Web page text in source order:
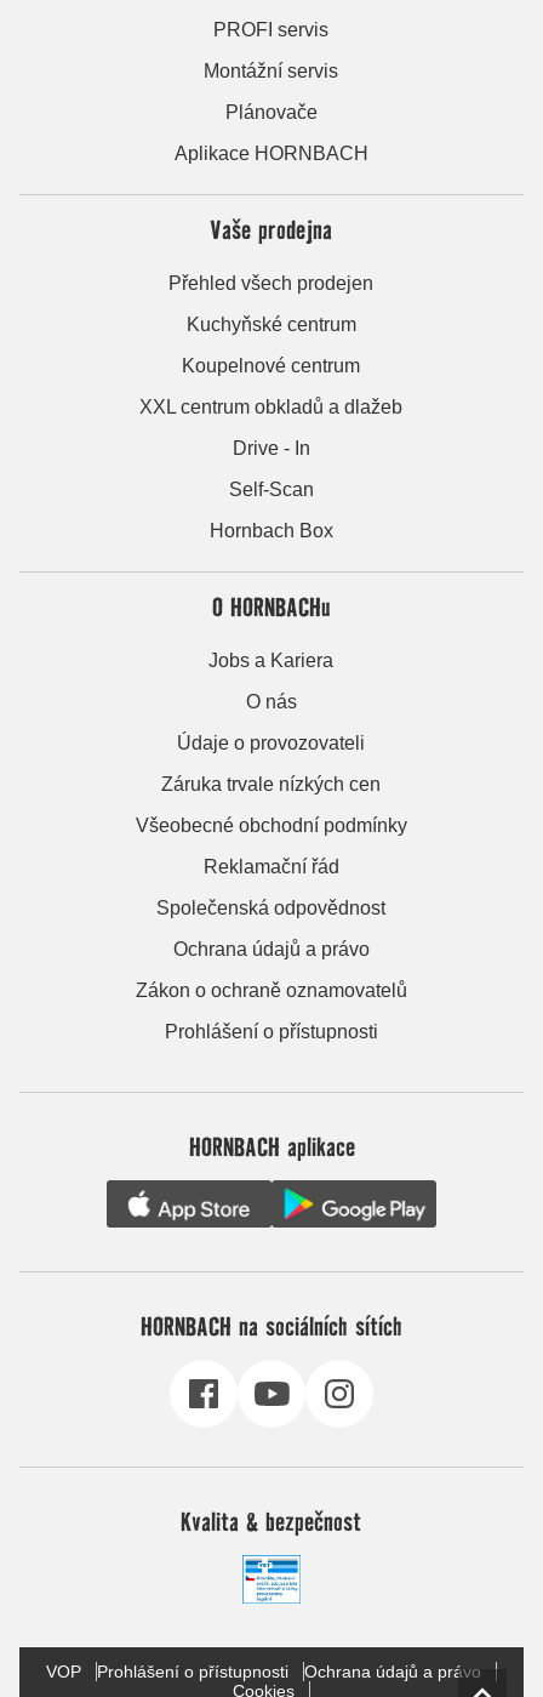
PROFI servis
Montážní servis
Plánovače
Aplikace HORNBACH
Vaše prodejna
Přehled všech prodejen
Kuchyňské centrum
Koupelnové centrum
XXL centrum obkladů a dlažeb
Drive - In
Self-Scan
Hornbach Box
O HORNBACHu
Jobs a Kariera
O nás
Údaje o provozovateli
Záruka trvale nízkých cen
Všeobecné obchodní podmínky
Reklamační řád
Společenská odpovědnost
Ochrana údajů a právo
Zákon o ochraně oznamovatelů
Prohlášení o přístupnosti
HORNBACH aplikace
HORNBACH na sociálních sítích
Kvalita & bezpečnost
VOP Prohlášení o přístupnosti
Ochrana údajů a právo
Cookies